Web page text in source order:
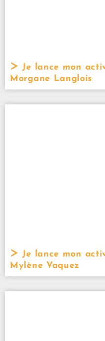
Je lance mon
Morgane Langlois
Je lance mon
Mylène Vaquez